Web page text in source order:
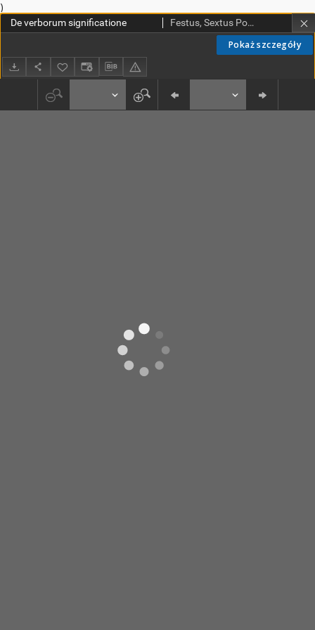
)
Pokaż szczegóły
De verborum significatione Festus, Sextus Pompeius (ca II w. n. e.)